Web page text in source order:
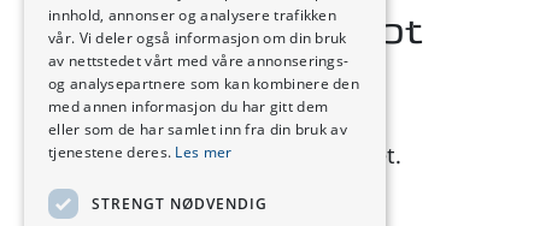
Nå har 1200 kjøpt
prisbomben
Vi tok en ny rekkeviddetest på
sommerføre, og ble ikke skuffet.
innhold, annonser og analysere trafikken
vår. Vi deler også informasjon om din bruk
av nettstedet vårt med våre annonserings-
og analysepartnere som kan kombinere den
med annen informasjon du har gitt dem
eller som de har samlet inn fra din bruk av
tjenestene deres. Les mer
STRENGT NØDVENDIG